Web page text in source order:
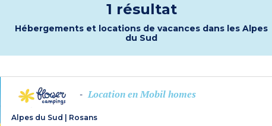
1 résultat
Hébergements et locations de vacances dans les Alpes
du Sud
- Location en Mobil homes
Alpes du Sud Rosans